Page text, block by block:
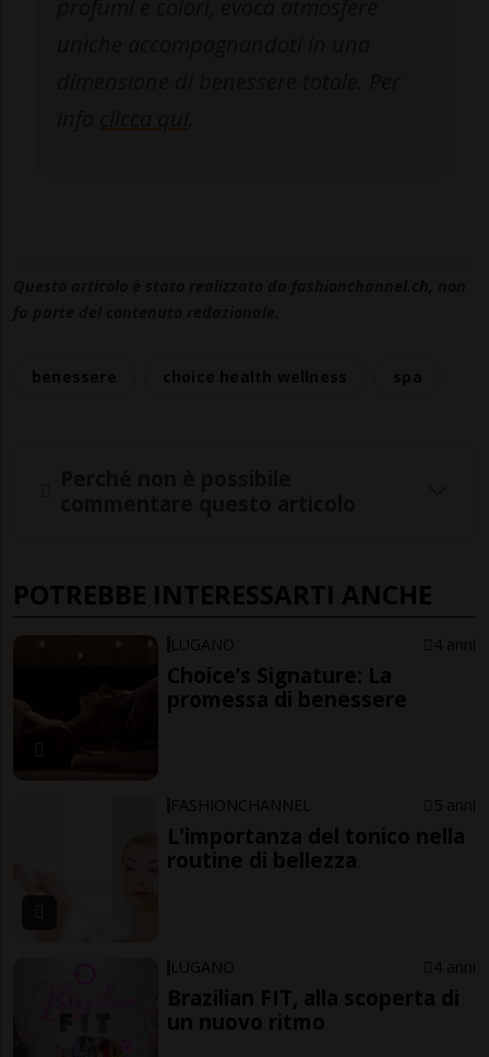
POTREBBE INTERESSARTI ANCHE
LUGANO 4 anni
Choice’s Signature: La
promessa di benessere
FASHIONCHANNEL 5 anni
L'importanza del tonico nella
routine di bellezza
LUGANO 4 anni
Brazilian FIT, alla scoperta di
un nuovo ritmo